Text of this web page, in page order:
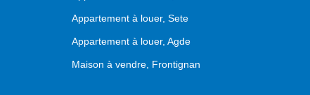
Appartement à louer, Sete
Appartement à louer, Agde
Maison à vendre, Frontignan